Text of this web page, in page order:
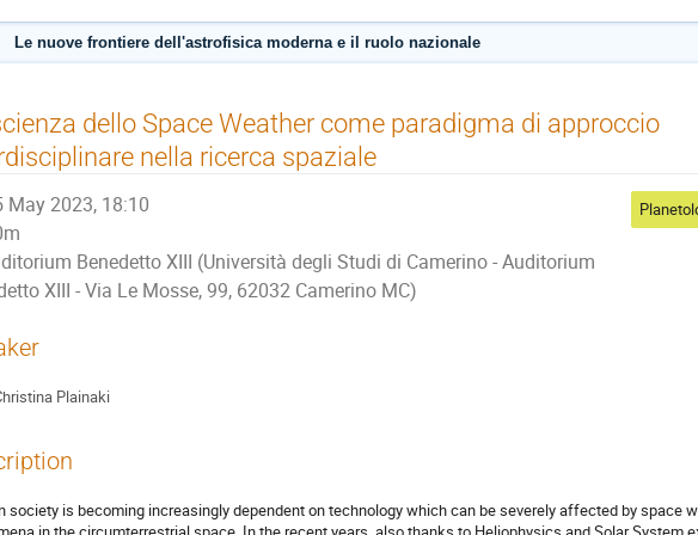
Le nuove frontiere dell'astrofisica moderna e il ruolo nazionale
dello Space Weather come paradigma di approccio
nella ricerca spaziale
May 2023, 18:10
Benedetto XIII (Università degli Studi di Camerino - Auditorium
XIII - Via Le Mosse, 99, 62032 Camerino MC)
Plainaki
society is becoming increasingly dependent on technology which can be severely affected by space